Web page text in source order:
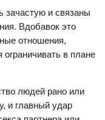
и связаны
Вдобавок это
отношения,
в плане
людей рано или
и главный удар